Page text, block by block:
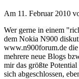
Am 11. Februar 2010
Wer gerne in einem
dem Nokia N900
www.n900forum.de
mehrere neue Blogs
mir das größte
sich abgeschlossen,